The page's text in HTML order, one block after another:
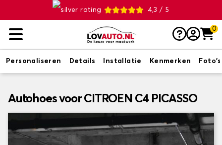
4,3 / 5
0
Personaliseren Details Installatie Kenmerken Foto's
Autohoes voor CITROEN C4 PICASSO